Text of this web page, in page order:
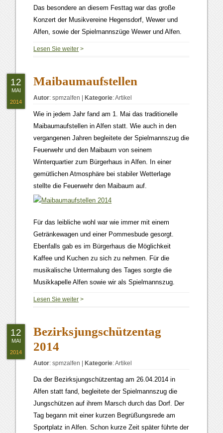
Das besondere an diesem Festtag war das große
Konzert der Musikvereine Hegensdorf, Wewer und
Alfen, sowie der Spielmannszüge Wewer und Alfen.
Lesen Sie weiter >
Maibaumaufstellen
Autor:spmzalfen |Kategorie:Artikel
Wie in jedem Jahr fand am 1. Mai das traditionelle
Maibaumaufstellen in Alfen statt. Wie auch in den
vergangenen Jahren begleitete der Spielmannszug die
Feuerwehr und den Maibaum von seinem
Winterquartier zum Bürgerhaus in Alfen. In einer
gemütlichen Atmosphäre bei stabiler Wetterlage
stellte die Feuerwehr den Maibaum auf.
Für das leibliche wohl war wie immer mit einem
Getränkewagen und einer Pommesbude gesorgt.
Ebenfalls gab es im Bürgerhaus die Möglichkeit
Kaffee und Kuchen zu sich zu nehmen. Für die
musikalische Untermalung des Tages sorgte die
Musikkapelle Alfen sowie wir als Spielmannszug.
Lesen Sie weiter >
12
MAI
2014
Bezirksjungschützentag
2014
Autor:spmzalfen |Kategorie:Artikel
Da der Bezirksjungschützentag am 26.04.2014 in
Alfen statt fand, begleitete der Spielmannszug die
Jungschützen auf ihrem Marsch durch das Dorf. Der
Tag begann mit einer kurzen Begrüßungsrede am
Sportplatz in Alfen. Schon kurze Zeit später führte der
12
MAI
2014